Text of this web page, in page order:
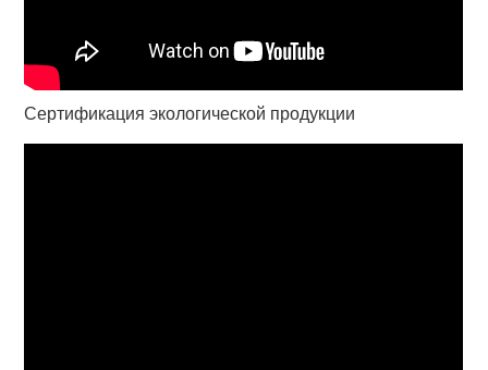
Сертификация экологической продукции